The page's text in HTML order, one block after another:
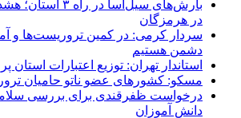
بارش‌های سیل‌آسا
در هرمزگان
سردار کرمی: در کمین تروریست‌ها و
دشمن هستیم
استاندار تهران: توزیع اعتبارات استان
مسکو: کشورهای عضو ناتو حامیان
درخواست ظفرقندی برای بررسی
دانش آموزان